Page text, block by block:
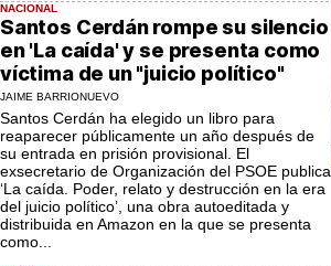
NACIONAL
Santos Cerdán rompe su silencio
en 'La caída' y se presenta como
víctima de un "juicio político"
JAIME BARRIONUEVO
Santos Cerdán ha elegido un libro para
reaparecer públicamente un año después de
su entrada en prisión provisional. El
exsecretario de Organización del PSOE publica
‘La caída. Poder, relato y destrucción en la era
del juicio político’, una obra autoeditada y
distribuida en Amazon en la que se presenta
como...